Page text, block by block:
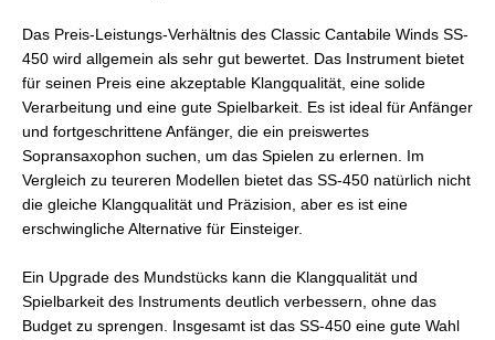
Das Preis-Leistungs-Verhältnis des Classic Cantabile Winds SS-
450 wird allgemein als sehr gut bewertet. Das Instrument bietet
für seinen Preis eine akzeptable Klangqualität, eine solide
Verarbeitung und eine gute Spielbarkeit. Es ist ideal für Anfänger
und fortgeschrittene Anfänger, die ein preiswertes
Sopransaxophon suchen, um das Spielen zu erlernen. Im
Vergleich zu teureren Modellen bietet das SS-450 natürlich nicht
die gleiche Klangqualität und Präzision, aber es ist eine
erschwingliche Alternative für Einsteiger.
Ein Upgrade des Mundstücks kann die Klangqualität und
Spielbarkeit des Instruments deutlich verbessern, ohne das
Budget zu sprengen. Insgesamt ist das SS-450 eine gute Wahl